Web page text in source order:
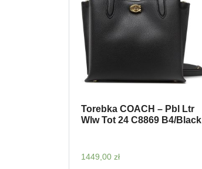
Torebka COACH – Pbl Ltr
Wlw Tot 24 C8869 B4/Black
1449,00 zł